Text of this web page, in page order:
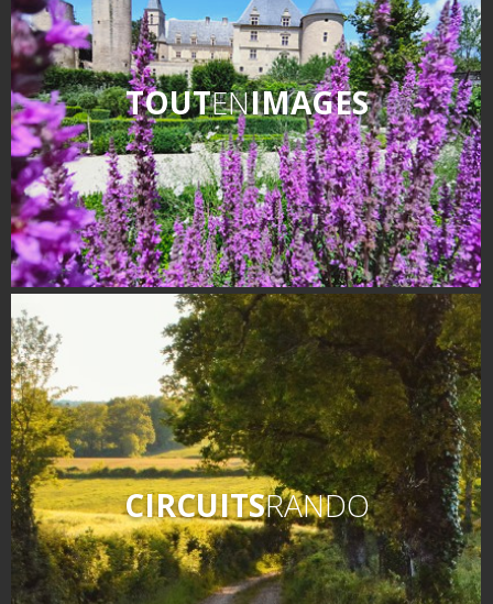
TOUTENIMAGES
CIRCUITSRANDO